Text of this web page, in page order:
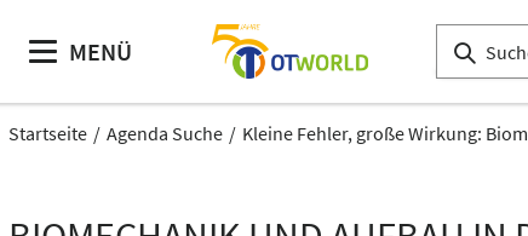
MENÜ
Startseite Agenda Suche Kleine Fehler, große Wirkung: